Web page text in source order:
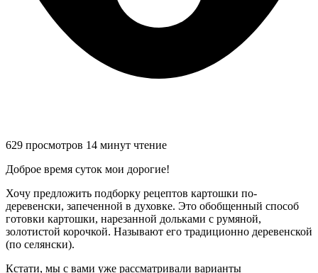
629 просмотров 14 минут чтение
Доброе время суток мои дорогие!
Хочу предложить подборку рецептов картошки по-
деревенски, запеченной в духовке. Это обобщенный способ
готовки картошки, нарезанной дольками с румяной,
золотистой корочкой. Называют его традиционно деревенской
(по селянски).
Кстати, мы с вами уже рассматривали варианты